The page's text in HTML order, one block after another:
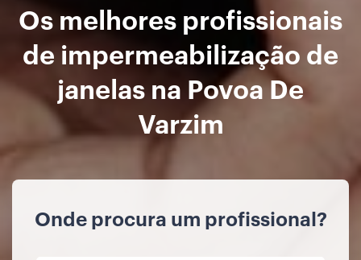
Os melhores profissionais
de impermeabilização de
janelas na Povoa De
Varzim
Onde procura um profissional?